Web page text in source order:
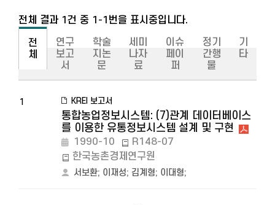
전체 결과 1건 중 1-1번을 표시중입니다.
전
체
연구
보고
서
학술
지논
문
세미
나자
료
이슈
페이
퍼
정기
간행
물
기
타
1 KREI 보고서
통합농업정보시스템: (7)관계 데이터베이스
를 이용한 유통정보시스템 설계 및 구현
1990-10
R148-07
한국농촌경제연구원
서보환; 이재성; 김계형; 이대형;